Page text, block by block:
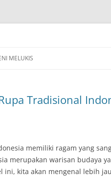
MELUKIS
Tradisional
memiliki ragam yang
merupakan warisan budaya
ini, kita akan mengenal lebih